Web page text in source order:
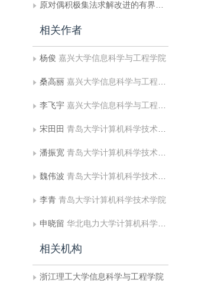
原对偶积极集法求解改进的有界约束图像恢复问题
相关作者
杨俊 嘉兴大学信息科学与工程学院
桑高丽 嘉兴大学信息科学与工程学院
李飞宇 嘉兴大学信息科学与工程学院;浙江理工大学信息科学与工程学院
宋田田 青岛大学计算机科学技术学院
潘振宽 青岛大学计算机科学技术学院
魏伟波 青岛大学计算机科学技术学院
李青 青岛大学计算机科学技术学院
申晓留 华北电力大学计算机科学与技术系
相关机构
浙江理工大学信息科学与工程学院